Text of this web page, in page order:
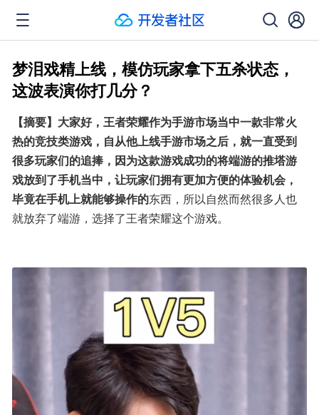
梦泪戏精上线，模仿玩家拿下五杀状态，
这波表演你打几分？
【摘要】大家好，王者荣耀作为手游市场当中一款非常火
热的竞技类游戏，自从他上线手游市场之后，就一直受到
很多玩家们的追捧，因为这款游戏成功的将端游的推塔游
戏放到了手机当中，让玩家们拥有更加方便的体验机会，
毕竟在手机上就能够操作的东西，所以自然而然很多人也
就放弃了端游，选择了王者荣耀这个游戏。